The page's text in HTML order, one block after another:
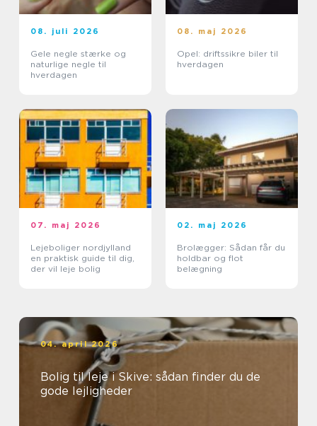
08. juli 2026
Gele negle stærke og
naturlige negle til
hverdagen
08. maj 2026
Opel: driftssikre biler til
hverdagen
07. maj 2026
Lejeboliger nordjylland
en praktisk guide til dig,
der vil leje bolig
02. maj 2026
Brolægger: Sådan får du
holdbar og flot
belægning
04. april 2026
Bolig til leje i Skive: sådan finder du de
gode lejligheder